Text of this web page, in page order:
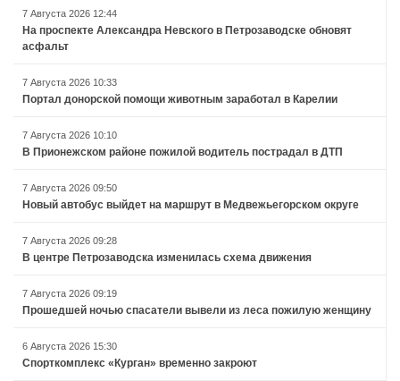
7 Августа 2026 12:44
На проспекте Александра Невского в Петрозаводске обновят
асфальт
7 Августа 2026 10:33
Портал донорской помощи животным заработал в Карелии
7 Августа 2026 10:10
В Прионежском районе пожилой водитель пострадал в ДТП
7 Августа 2026 09:50
Новый автобус выйдет на маршрут в Медвежьегорском округе
7 Августа 2026 09:28
В центре Петрозаводска изменилась схема движения
7 Августа 2026 09:19
Прошедшей ночью спасатели вывели из леса пожилую женщину
6 Августа 2026 15:30
Спорткомплекс «Курган» временно закроют